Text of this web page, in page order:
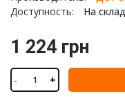
Доступность:
На
1 224 грн
- +